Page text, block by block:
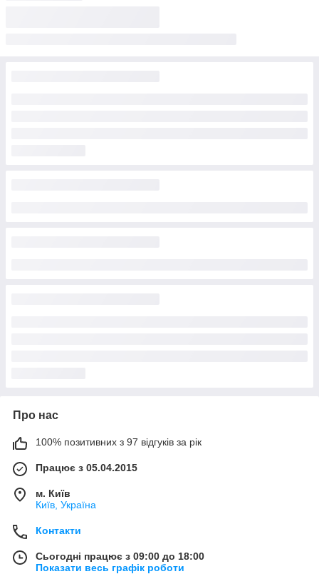
Про нас
100% позитивних з 97 відгуків за рік
Працює з 05.04.2015
м. Київ
Київ, Україна
Контакти
Сьогодні працює з 09:00 до 18:00
Показати весь графік роботи